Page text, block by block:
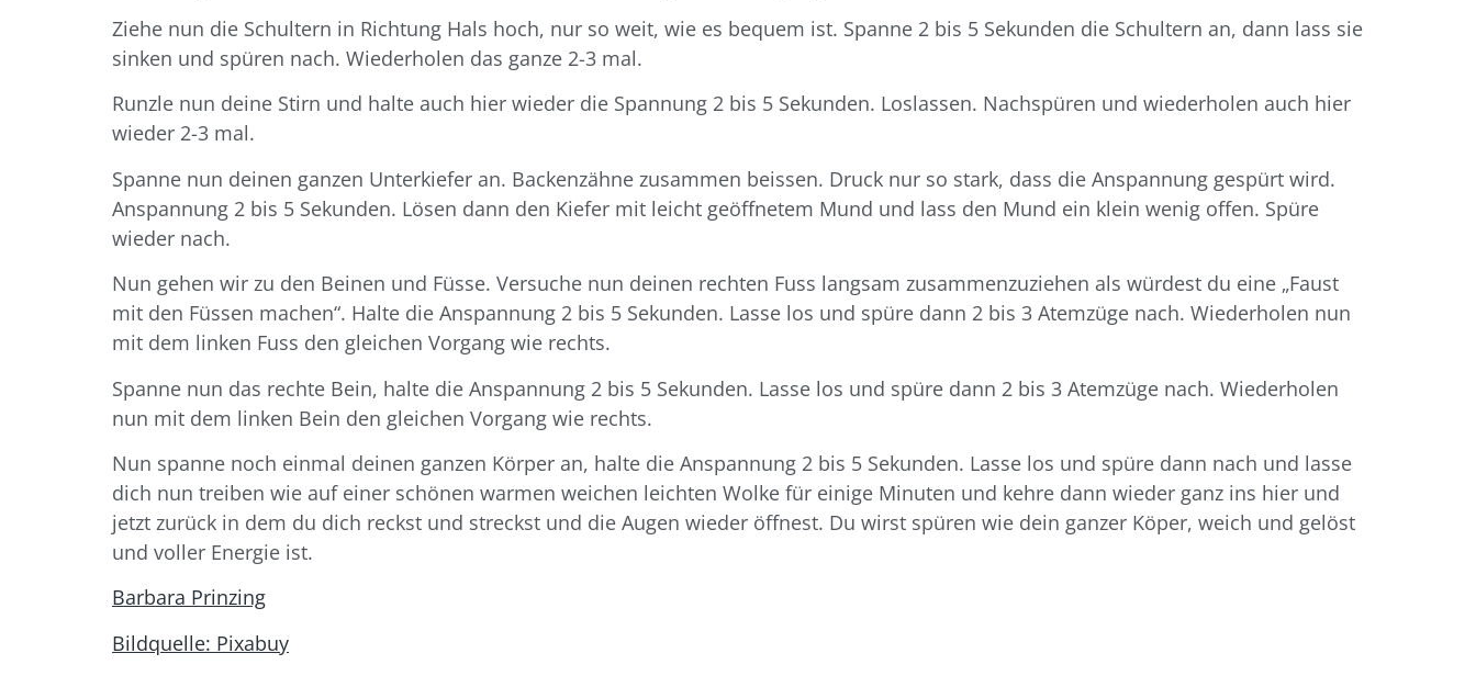
Ziehe nun die Schultern in Richtung Hals hoch, nur so weit, wie es bequem ist. Spanne 2 bis 5 Sekunden die Schultern an, dann lass sie
sinken und spüren nach. Wiederholen das ganze 2-3 mal.
Runzle nun deine Stirn und halte auch hier wieder die Spannung 2 bis 5 Sekunden. Loslassen. Nachspüren und wiederholen auch hier
wieder 2-3 mal.
Spanne nun deinen ganzen Unterkiefer an. Backenzähne zusammen beissen. Druck nur so stark, dass die Anspannung gespürt wird.
Anspannung 2 bis 5 Sekunden. Lösen dann den Kiefer mit leicht geöffnetem Mund und lass den Mund ein klein wenig offen. Spüre
wieder nach.
Nun gehen wir zu den Beinen und Füsse. Versuche nun deinen rechten Fuss langsam zusammenzuziehen als würdest du eine „Faust
mit den Füssen machen“. Halte die Anspannung 2 bis 5 Sekunden. Lasse los und spüre dann 2 bis 3 Atemzüge nach. Wiederholen nun
mit dem linken Fuss den gleichen Vorgang wie rechts.
Spanne nun das rechte Bein, halte die Anspannung 2 bis 5 Sekunden. Lasse los und spüre dann 2 bis 3 Atemzüge nach. Wiederholen
nun mit dem linken Bein den gleichen Vorgang wie rechts.
Nun spanne noch einmal deinen ganzen Körper an, halte die Anspannung 2 bis 5 Sekunden. Lasse los und spüre dann nach und lasse
dich nun treiben wie auf einer schönen warmen weichen leichten Wolke für einige Minuten und kehre dann wieder ganz ins hier und
jetzt zurück in dem du dich reckst und streckst und die Augen wieder öffnest. Du wirst spüren wie dein ganzer Köper, weich und gelöst
und voller Energie ist.
Barbara Prinzing
Bildquelle: Pixabuy